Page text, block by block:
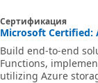
Сертификация
Microsoft Certified:
Build end-to-end
Functions,
utilizing Azure